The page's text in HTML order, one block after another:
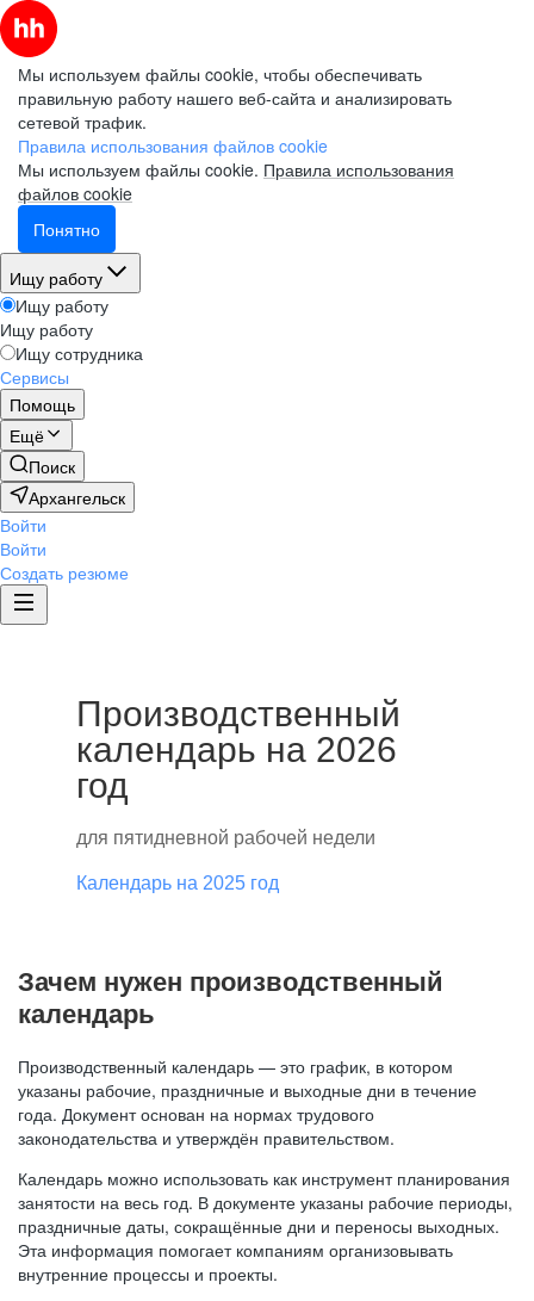
Мы используем файлы cookie, чтобы обеспечивать
правильную работу нашего веб-сайта и анализировать
сетевой трафик.
Правила использования файлов cookie
Мы используем файлы cookie. Правила использования
файлов cookie
Понятно
Ищу работу
Ищу работу
Ищу работу
Ищу сотрудника
Сервисы
Помощь
Ещё
Поиск
Архангельск
Войти
Войти
Создать резюме
Производственный
календарь на 2026
год
для пятидневной рабочей недели
Календарь на 2025 год
Зачем нужен производственный
календарь
Производственный календарь — это график, в котором
указаны рабочие, праздничные и выходные дни в течение
года. Документ основан на нормах трудового
законодательства и утверждён правительством.
Календарь можно использовать как инструмент планирования
занятости на весь год. В документе указаны рабочие периоды,
праздничные даты, сокращённые дни и переносы выходных.
Эта информация помогает компаниям организовывать
внутренние процессы и проекты.